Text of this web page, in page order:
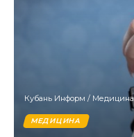
Кубань Информ / Медицина
МЕДИЦИНА